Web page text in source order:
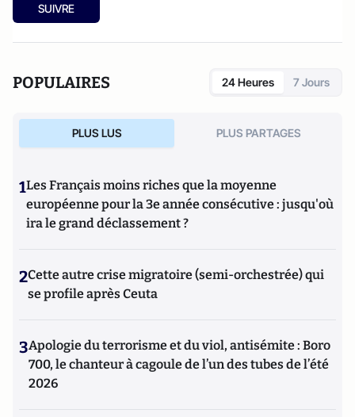
SUIVRE
POPULAIRES 24 Heures 7 Jours
PLUS LUS PLUS PARTAGES
1Les Français moins riches que la moyenne
européenne pour la 3e année consécutive : jusqu'où
ira le grand déclassement ?
2Cette autre crise migratoire (semi-orchestrée) qui
se profile après Ceuta
3Apologie du terrorisme et du viol, antisémite : Boro
700, le chanteur à cagoule de l’un des tubes de l’été
2026